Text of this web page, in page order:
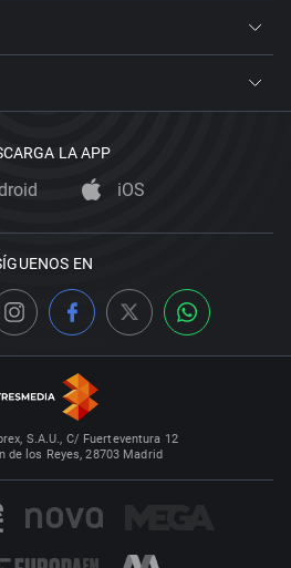
LA APP
iOS
EN
S.A.U., C/ Fuerteventura 12
de los Reyes, 28703 Madrid